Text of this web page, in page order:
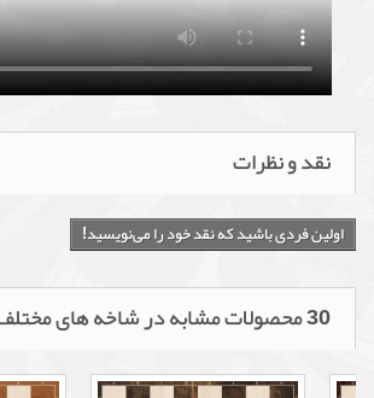
نقد و نظرات
اولین فردی باشید که نقد خود را می‌نویسید!
30 محصولات مشابه در شاخه های مختلف: